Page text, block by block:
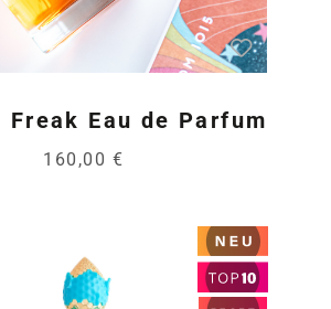
Freak Eau de Parfum
160,00 €